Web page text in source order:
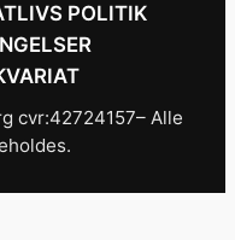
POLITIK
cvr:42724157– Alle